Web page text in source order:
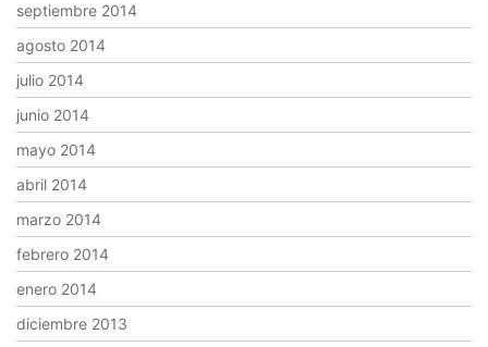
septiembre 2014
agosto 2014
julio 2014
junio 2014
mayo 2014
abril 2014
marzo 2014
febrero 2014
enero 2014
diciembre 2013